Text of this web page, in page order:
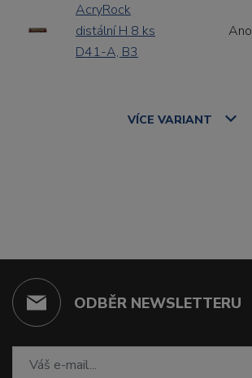
AcryRock
distální H 8 ks
D41-A, B3
Ano
VÍCE VARIANT
ODBĚR NEWSLETTERU